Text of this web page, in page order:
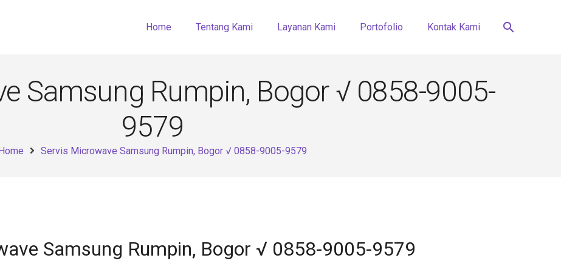
Home Tentang Kami Layanan Kami Portofolio Kontak Kami search
Samsung Rumpin, Bogor √ 0858-9005-
9579
Servis Microwave Samsung Rumpin, Bogor √ 0858-9005-9579
Samsung Rumpin, Bogor √ 0858-9005-9579